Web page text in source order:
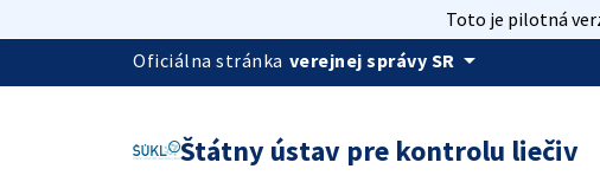
Toto je pilotná
Oficiálna stránka verejnej správy SR arrow_drop_down
Štátny ústav pre kontrolu liečiv